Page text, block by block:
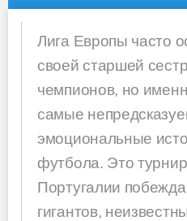
Лига Европы часто
своей старшей
чемпионов, но
самые
эмоциональные
футбола. Это
Португалии
гигантов,